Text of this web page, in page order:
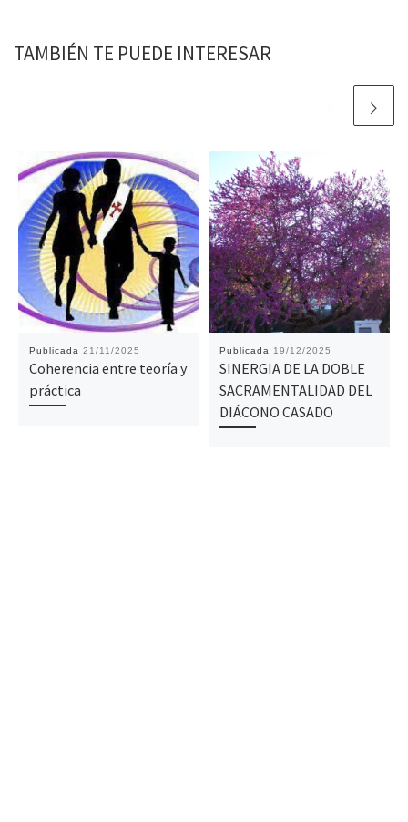
TAMBIÉN TE PUEDE INTERESAR
Publicada 21/11/2025
Coherencia entre teoría y
práctica
Publicada 19/12/2025
SINERGIA DE LA DOBLE
SACRAMENTALIDAD DEL
DIÁCONO CASADO